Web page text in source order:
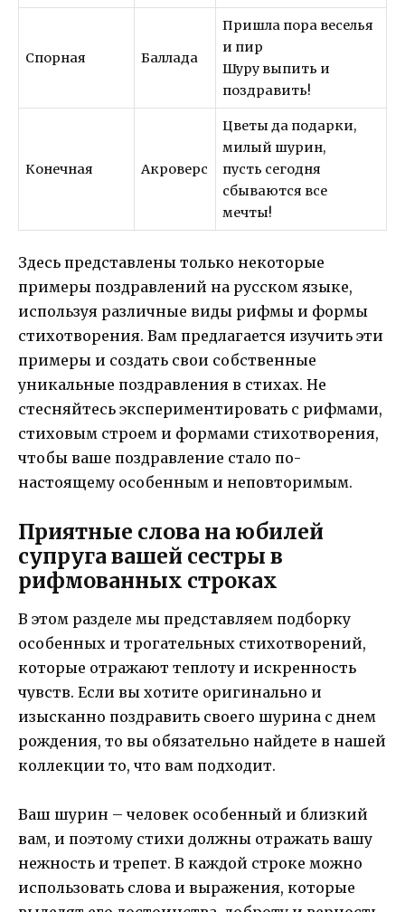
Спорная Баллада
Пришла пора веселья
и пир
Шуру выпить и
поздравить!
Конечная Акроверс
Цветы да подарки,
милый шурин,
пусть сегодня
сбываются все
мечты!
Здесь представлены только некоторые
примеры поздравлений на русском языке,
используя различные виды рифмы и формы
стихотворения. Вам предлагается изучить эти
примеры и создать свои собственные
уникальные поздравления в стихах. Не
стесняйтесь экспериментировать с рифмами,
стиховым строем и формами стихотворения,
чтобы ваше поздравление стало по-
настоящему особенным и неповторимым.
Приятные слова на юбилей
супруга вашей сестры в
рифмованных строках
В этом разделе мы представляем подборку
особенных и трогательных стихотворений,
которые отражают теплоту и искренность
чувств. Если вы хотите оригинально и
изысканно поздравить своего шурина с днем
рождения, то вы обязательно найдете в нашей
коллекции то, что вам подходит.
Ваш шурин – человек особенный и близкий
вам, и поэтому стихи должны отражать вашу
нежность и трепет. В каждой строке можно
использовать слова и выражения, которые